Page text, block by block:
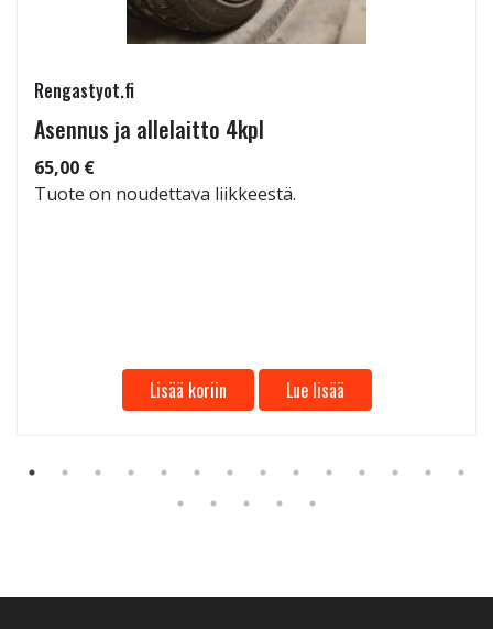
Rengastyot.fi
Asennus ja allelaitto 4kpl
65,00 €
Tuote on noudettava liikkeestä.
Lisää koriin Lue lisää